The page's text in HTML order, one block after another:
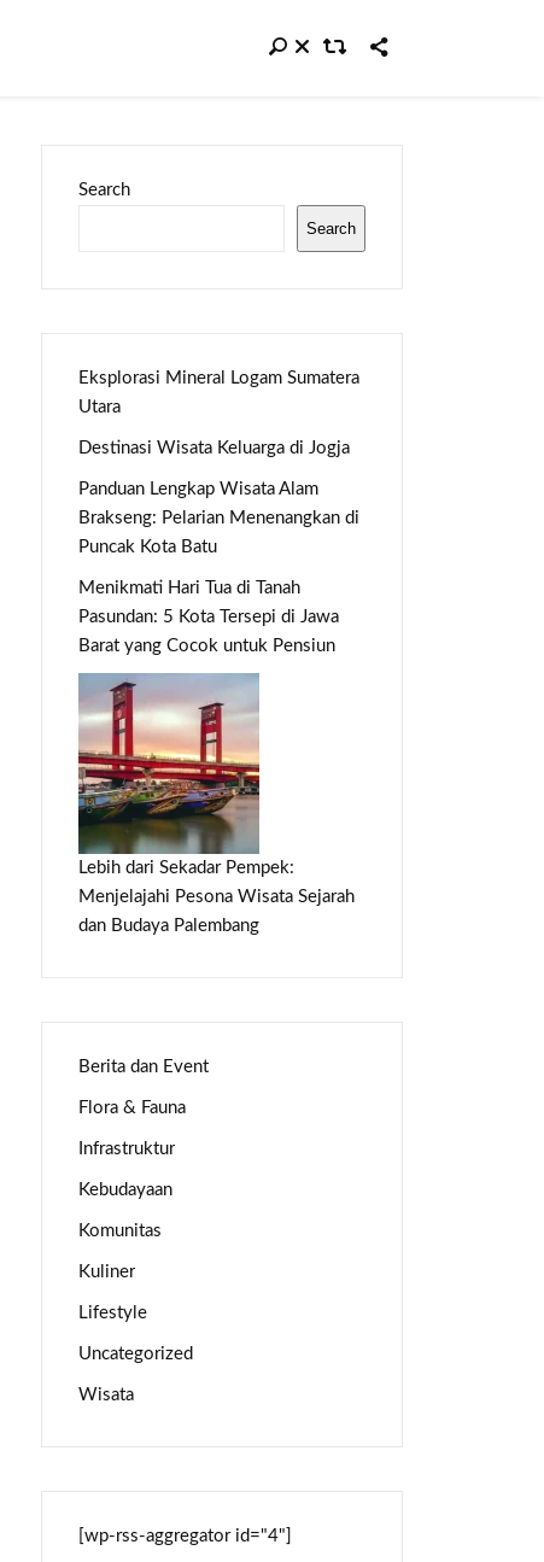
Search
Search
Eksplorasi Mineral Logam Sumatera
Utara
Destinasi Wisata Keluarga di Jogja
Panduan Lengkap Wisata Alam
Brakseng: Pelarian Menenangkan di
Puncak Kota Batu
Menikmati Hari Tua di Tanah
Pasundan: 5 Kota Tersepi di Jawa
Barat yang Cocok untuk Pensiun
Lebih dari Sekadar Pempek:
Menjelajahi Pesona Wisata Sejarah
dan Budaya Palembang
Berita dan Event
Flora & Fauna
Infrastruktur
Kebudayaan
Komunitas
Kuliner
Lifestyle
Uncategorized
Wisata
[wp-rss-aggregator id="4"]